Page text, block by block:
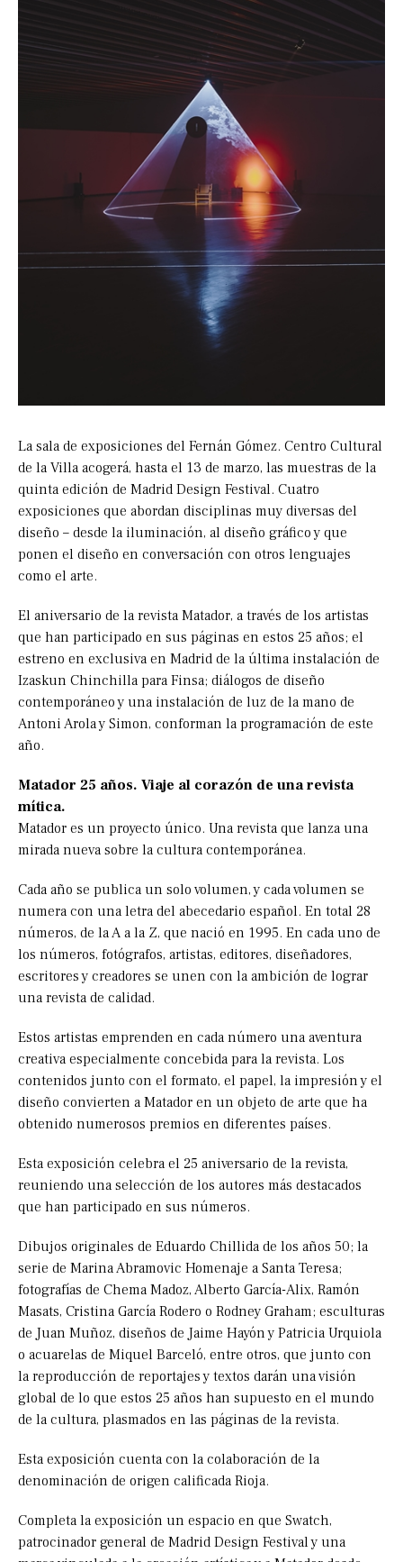
La sala de exposiciones del Fernán Gómez. Centro Cultural
de la Villa acogerá, hasta el 13 de marzo, las muestras de la
quinta edición de Madrid Design Festival. Cuatro
exposiciones que abordan disciplinas muy diversas del
diseño – desde la iluminación, al diseño gráfico y que
ponen el diseño en conversación con otros lenguajes
como el arte.
El aniversario de la revista Matador, a través de los artistas
que han participado en sus páginas en estos 25 años; el
estreno en exclusiva en Madrid de la última instalación de
Izaskun Chinchilla para Finsa; diálogos de diseño
contemporáneo y una instalación de luz de la mano de
Antoni Arola y Simon, conforman la programación de este
año.
Matador 25 años. Viaje al corazón de una revista
mítica.
Matador es un proyecto único. Una revista que lanza una
mirada nueva sobre la cultura contemporánea.
Cada año se publica un solo volumen, y cada volumen se
numera con una letra del abecedario español. En total 28
números, de la A a la Z, que nació en 1995. En cada uno de
los números, fotógrafos, artistas, editores, diseñadores,
escritores y creadores se unen con la ambición de lograr
una revista de calidad.
Estos artistas emprenden en cada número una aventura
creativa especialmente concebida para la revista. Los
contenidos junto con el formato, el papel, la impresión y el
diseño convierten a Matador en un objeto de arte que ha
obtenido numerosos premios en diferentes países.
Esta exposición celebra el 25 aniversario de la revista,
reuniendo una selección de los autores más destacados
que han participado en sus números.
Dibujos originales de Eduardo Chillida de los años 50; la
serie de Marina Abramovic Homenaje a Santa Teresa;
fotografías de Chema Madoz, Alberto García-Alix, Ramón
Masats, Cristina García Rodero o Rodney Graham; esculturas
de Juan Muñoz, diseños de Jaime Hayón y Patricia Urquiola
o acuarelas de Miquel Barceló, entre otros, que junto con
la reproducción de reportajes y textos darán una visión
global de lo que estos 25 años han supuesto en el mundo
de la cultura, plasmados en las páginas de la revista.
Esta exposición cuenta con la colaboración de la
denominación de origen calificada Rioja.
Completa la exposición un espacio en que Swatch,
patrocinador general de Madrid Design Festival y una